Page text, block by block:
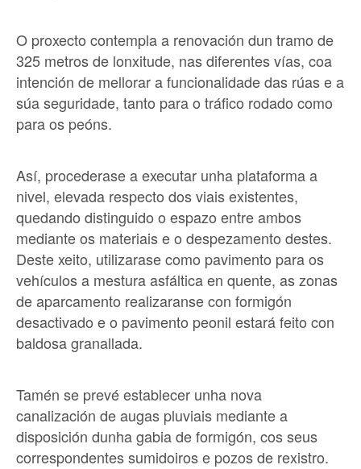
O proxecto contempla a renovación dun tramo de
325 metros de lonxitude, nas diferentes vías, coa
intención de mellorar a funcionalidade das rúas e a
súa seguridade, tanto para o tráfico rodado como
para os peóns.
Así, procederase a executar unha plataforma a
nivel, elevada respecto dos viais existentes,
quedando distinguido o espazo entre ambos
mediante os materiais e o despezamento destes.
Deste xeito, utilizarase como pavimento para os
vehículos a mestura asfáltica en quente, as zonas
de aparcamento realizaranse con formigón
desactivado e o pavimento peonil estará feito con
baldosa granallada.
Tamén se prevé establecer unha nova
canalización de augas pluviais mediante a
disposición dunha gabia de formigón, cos seus
correspondentes sumidoiros e pozos de rexistro.